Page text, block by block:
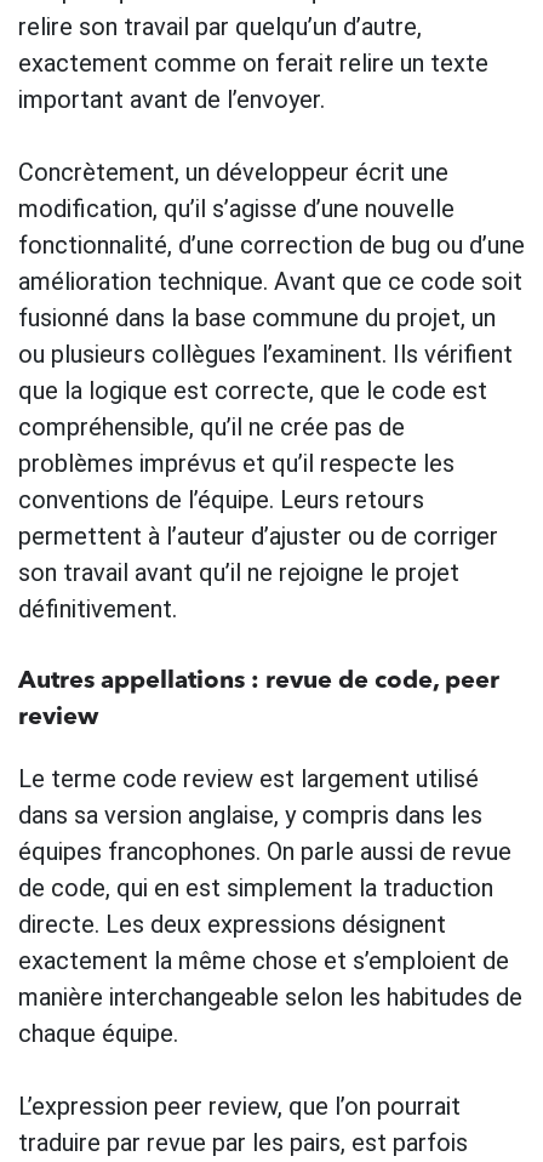
relire son travail par quelqu’un d’autre,
exactement comme on ferait relire un texte
important avant de l’envoyer.
Concrètement, un développeur écrit une
modification, qu’il s’agisse d’une nouvelle
fonctionnalité, d’une correction de bug ou d’une
amélioration technique. Avant que ce code soit
fusionné dans la base commune du projet, un
ou plusieurs collègues l’examinent. Ils vérifient
que la logique est correcte, que le code est
compréhensible, qu’il ne crée pas de
problèmes imprévus et qu’il respecte les
conventions de l’équipe. Leurs retours
permettent à l’auteur d’ajuster ou de corriger
son travail avant qu’il ne rejoigne le projet
définitivement.
Autres appellations : revue de code, peer
review
Le terme code review est largement utilisé
dans sa version anglaise, y compris dans les
équipes francophones. On parle aussi de revue
de code, qui en est simplement la traduction
directe. Les deux expressions désignent
exactement la même chose et s’emploient de
manière interchangeable selon les habitudes de
chaque équipe.
L’expression peer review, que l’on pourrait
traduire par revue par les pairs, est parfois